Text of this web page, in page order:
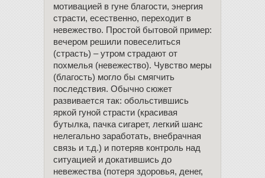
мотивацией в гуне благости, энергия
страсти, есественно, переходит в
невежество. Простой бытовой пример:
вечером решили повеселиться
(страсть) – утром страдают от
похмелья (невежество). Чувство меры
(благость) могло бы смягчить
последствия. Обычно сюжет
развивается так: обольстившись
яркой гуной страсти (красивая
бутылка, пачка сигарет, легкий шанс
нелегально заработать, внебрачная
связь и т.д.) и потеряв контроль над
ситуацией и докатившись до
невежества (потеря здоровья, денег,